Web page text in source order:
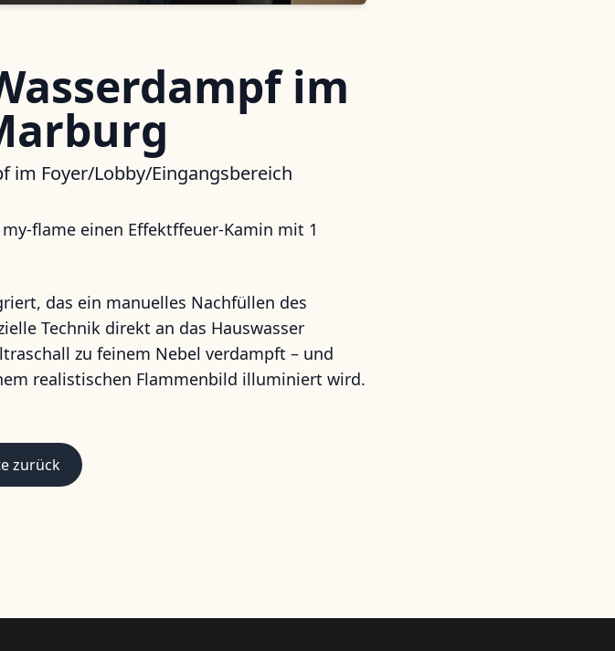
im
im Foyer/Lobby/Eingangsbereich
flame einen Effektffeuer-Kamin mit 1
das ein manuelles Nachfüllen des
Technik direkt an das Hauswasser
zu feinem Nebel verdampft – und
realistischen Flammenbild illuminiert wird.
zurück